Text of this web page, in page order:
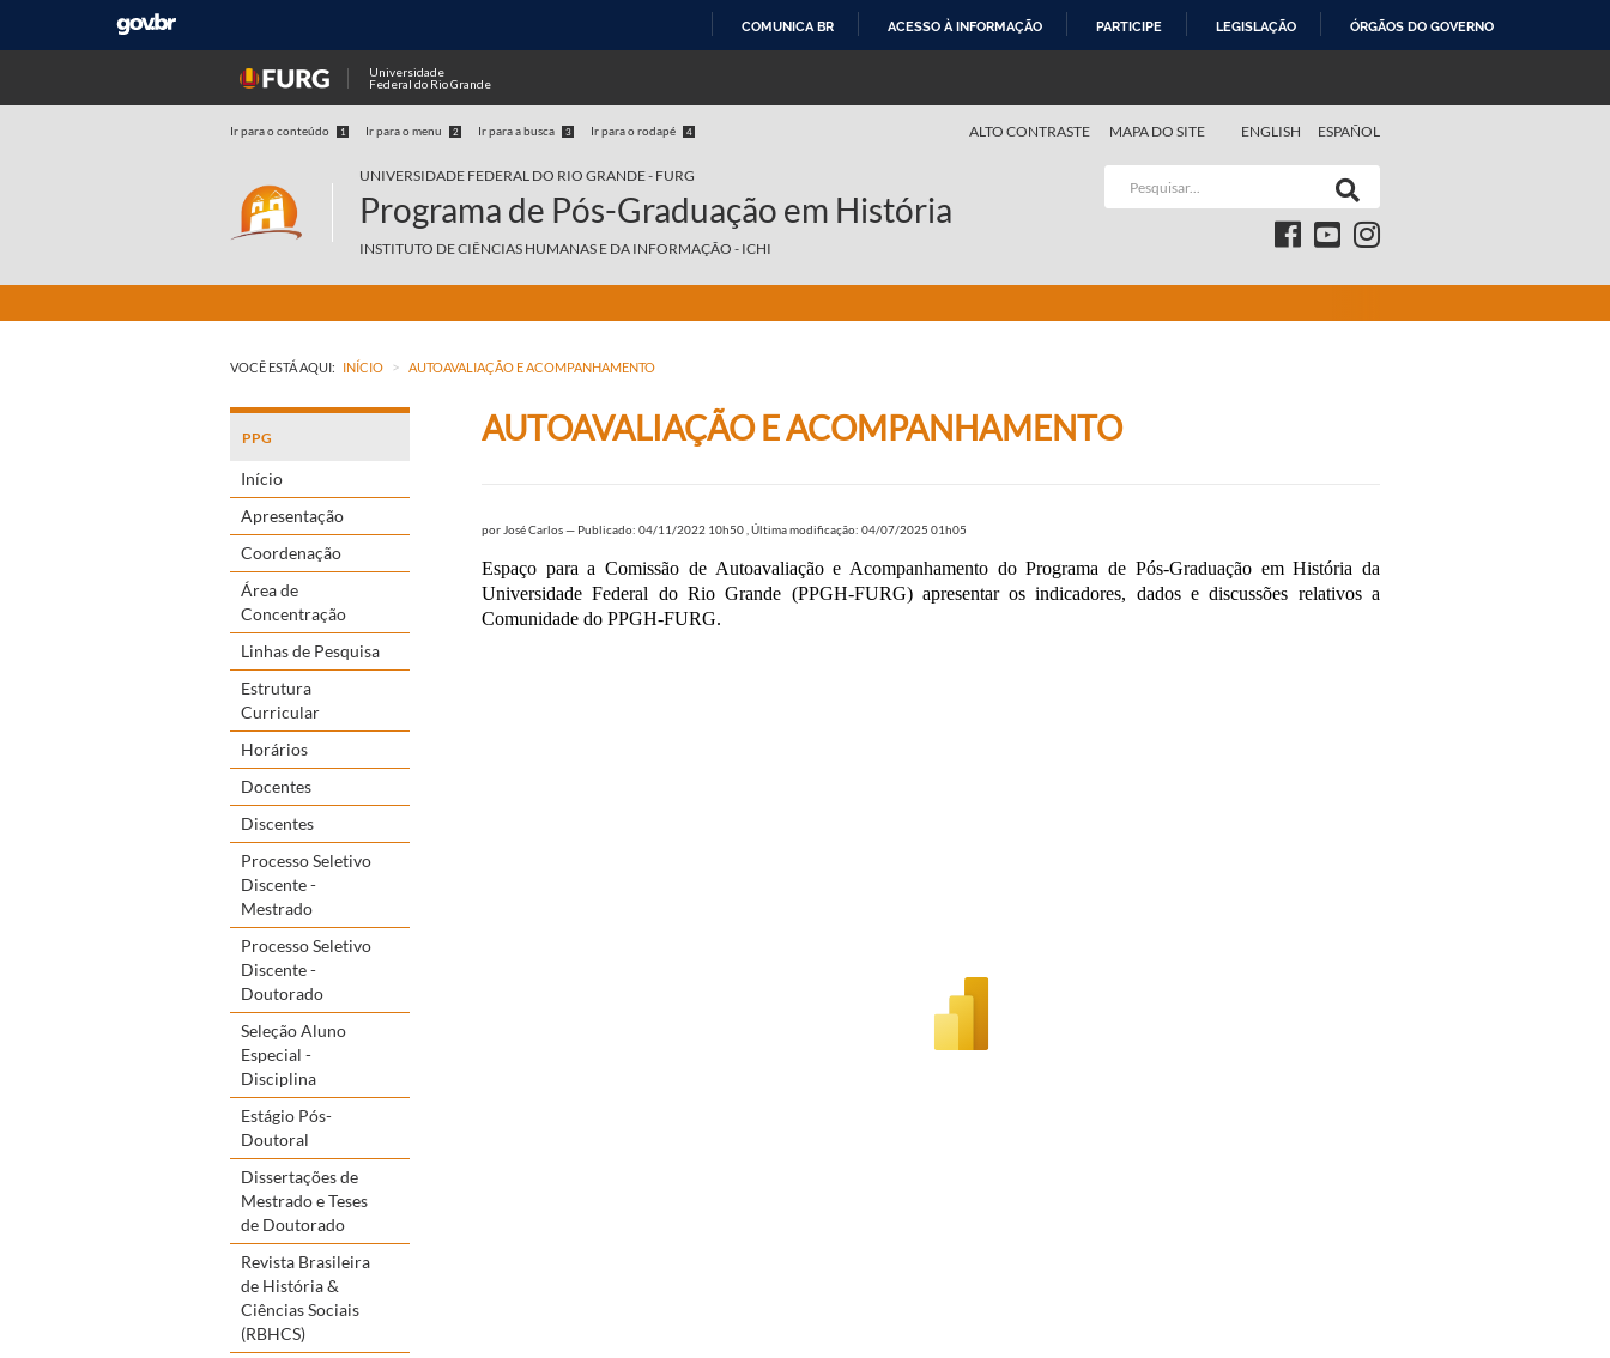
COMUNICA BR ACESSO À INFORMAÇÃO PARTICIPE LEGISLAÇÃO ÓRGÃOS DO GOVERNO
Universidade
Federal do Rio Grande
Ir para o conteúdo 1 Ir para o menu 2 Ir para a busca 3 Ir para o rodapé 4 ENGLISH ESPAÑOL
ALTO CONTRASTE MAPA DO SITE
UNIVERSIDADE FEDERAL DO RIO GRANDE - FURG
Programa de Pós-Graduação em História
INSTITUTO DE CIÊNCIAS HUMANAS E DA INFORMAÇÃO - ICHI
VOCÊ ESTÁ AQUI: INÍCIO > AUTOAVALIAÇÃO E ACOMPANHAMENTO
PPG
Início
Apresentação
Coordenação
Área de
Concentração
Linhas de Pesquisa
Estrutura
Curricular
Horários
Docentes
Discentes
Processo Seletivo
Discente -
Mestrado
Processo Seletivo
Discente -
Doutorado
Seleção Aluno
Especial -
Disciplina
Estágio Pós-
Doutoral
Dissertações de
Mestrado e Teses
de Doutorado
Revista Brasileira
de História &
Ciências Sociais
(RBHCS)
AUTOAVALIAÇÃO E ACOMPANHAMENTO
por José Carlos— Publicado: 04/11/2022 10h50 Última modificação: 04/07/2025 01h05
Espaço para a Comissão de Autoavaliação e Acompanhamento do Programa de Pós-Graduação em História da
Universidade Federal do Rio Grande (PPGH-FURG) apresentar os indicadores, dados e discussões relativos a
Comunidade do PPGH-FURG.